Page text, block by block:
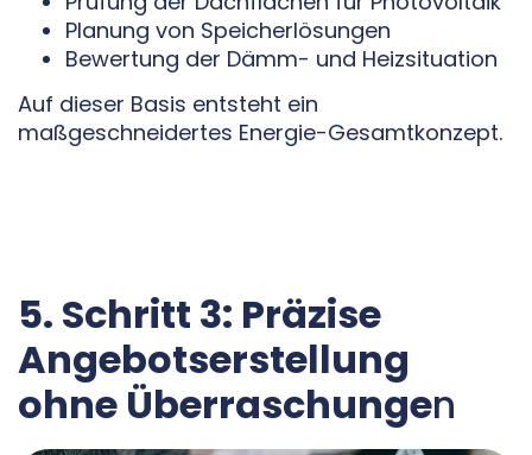
Planung von Speicherlösungen
Bewertung der Dämm- und Heizsituation
Auf dieser Basis entsteht ein
maßgeschneidertes Energie-Gesamtkonzept.
5. Schritt 3: Präzise
Angebotserstellung
ohne Überraschungen